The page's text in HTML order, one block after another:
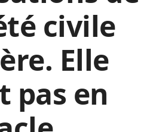
civile
Elle
pas en